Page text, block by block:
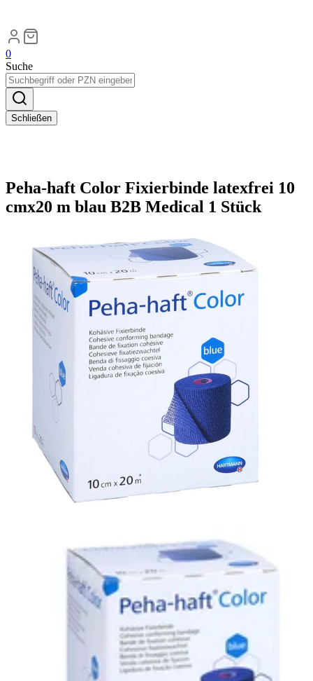
0
Suche
Schließen
Peha-haft Color Fixierbinde latexfrei 10
cmx20 m blau B2B Medical 1 Stück